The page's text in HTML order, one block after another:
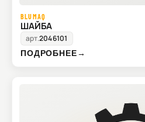
BLUMAQ
ШАЙБА
арт.2046101
ПОДРОБНЕЕ→